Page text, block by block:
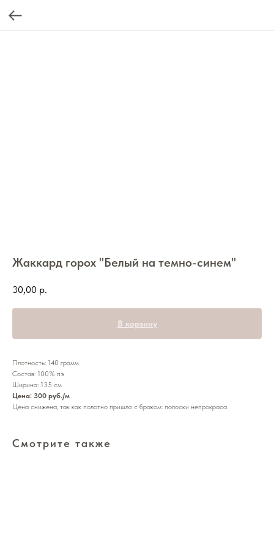
Жаккард горох "Белый на темно-синем"
30,00 р.
В корзину
Плотность: 140 грамм
Состав: 100% пэ
Ширина: 135 см
Цена: 300 руб./м
Цена снижена, так как полотно пришло с браком: полоски непрокраса
Смотрите также